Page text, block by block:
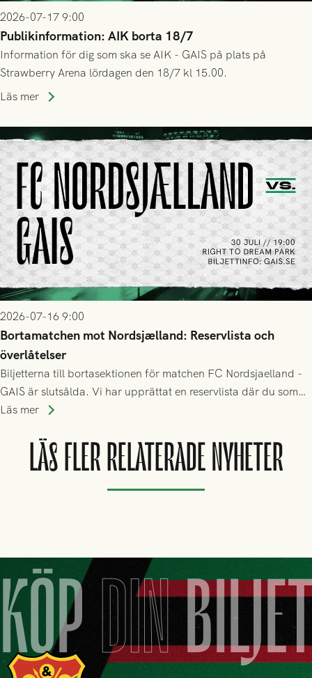
2026-07-17 9:00
Publikinformation: AIK borta 18/7
Information för dig som ska se AIK - GAIS på plats på
Strawberry Arena lördagen den 18/7 kl 15.00.
Läs mer
2026-07-16 9:00
Bortamatchen mot Nordsjælland: Reservlista och
överlåtelser
Biljetterna till bortasektionen för matchen FC Nordsjaelland -
GAIS är slutsålda. Vi har upprättat en reservlista där du som
ännu inte har någon biljett kan anmäla ditt intresse. Du kan
Läs mer
LÄS FLER RELATERADE NYHETER
KÖPDIN